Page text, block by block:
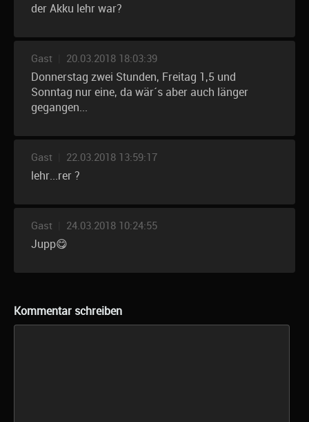
der Akku lehr war?
Gast 20.03.2018 18:03:39
Donnerstag zwei Stunden, Freitag 1,5 und
Sonntag nur eine, da wär´s aber auch länger
gegangen...
Gast 22.03.2018 13:59:17
lehr...rer ?
Gast 24.03.2018 10:24:55
Jupp😋
Kommentar schreiben